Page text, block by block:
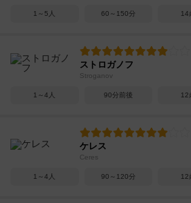
1～5人 60～150分 14
ストロガノフ
Stroganov
1～4人 90分前後 12
ケレス
Ceres
1～4人 90～120分 12